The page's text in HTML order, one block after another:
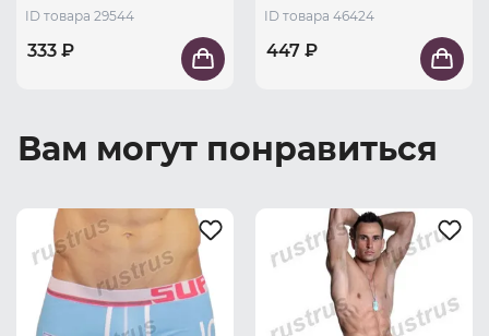
ID товара 29544
333 ₽
ID товара 46424
447 ₽
Вам могут понравиться